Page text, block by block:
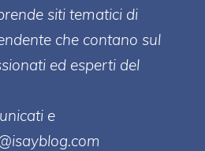
siti tematici di
che contano sul
ed esperti del
e